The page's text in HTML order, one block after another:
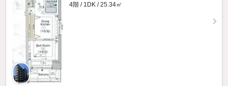
4階 / 1DK / 25.34㎡